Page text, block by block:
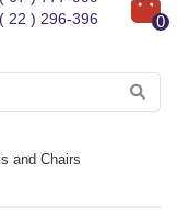
22 ) 296-396
0
and Chairs